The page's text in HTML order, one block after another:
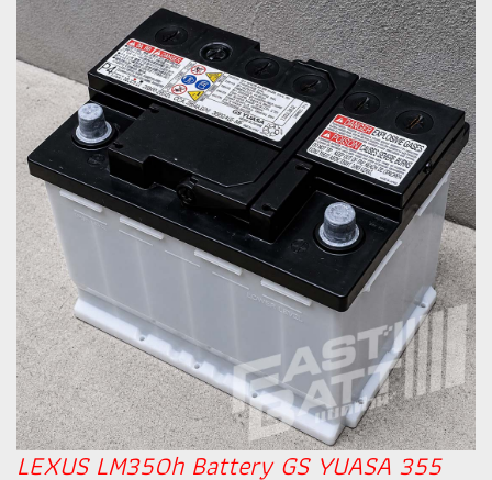
LEXUS LM350h Battery GS YUASA 355